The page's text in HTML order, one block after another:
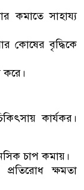
কমাতে সাহায্য
কোষের বৃদ্ধিকে
করে।
কার্যকর।
চাপ কমায়।
ক্ষমতা